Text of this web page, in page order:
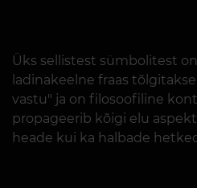
Üks sellistest sümbolitest on
ladinakeelne fraas
vastu" ja on filosoofiline
propageerib kõigi elu
heade kui ka halbade